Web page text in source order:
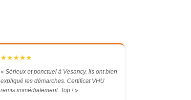
★★★★★
« Sérieux et ponctuel à Vesancy. Ils ont bien
expliqué les démarches. Certificat VHU
remis immédiatement. Top ! »